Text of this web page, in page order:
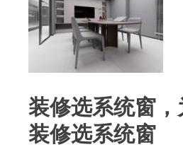
装修选系统窗
装修选系统窗